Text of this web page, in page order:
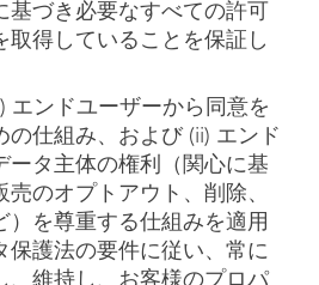
基づき必要なすべての許可
取得していることを保証し
エンドユーザーから同意を
の仕組み、および (ii) エンド
ータ主体の権利（関心に基
売のオプトアウト、削除、
）を尊重する仕組みを適用
保護法の要件に従い、常に
、維持し、お客様のプロパ